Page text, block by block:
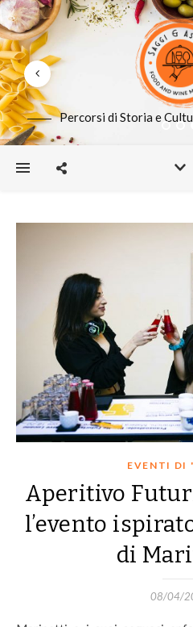
Percorsi di Storia e
EVENTI DI
Aperitivo
l’evento
di
08/04/